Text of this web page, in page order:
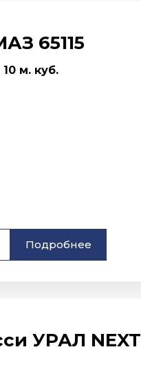
65115
м. куб.
Подробнее
УРАЛ NEXT